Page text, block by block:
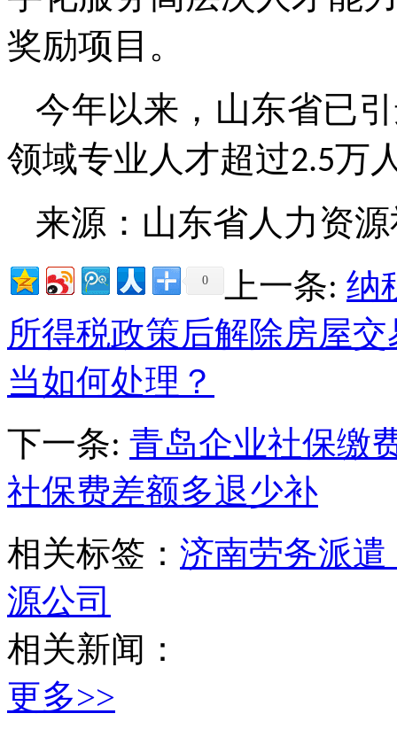
奖励项目。
今年以来，山东省已
领域专业人才超过2.5万
来源：山东省人力资
0 上一条: 纳
所得税政策后解除房屋
当如何处理？
下一条: 青岛企业社保缴
社保费差额多退少补
相关标签： 济南劳务派
源公司
相关新闻：
更多>>